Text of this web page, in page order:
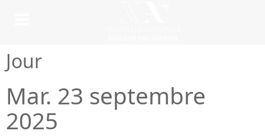
Jour
Mar. 23 septembre
2025